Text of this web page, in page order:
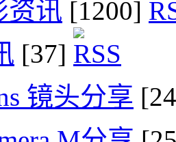
资讯 [1200]
[37]
镜头分享